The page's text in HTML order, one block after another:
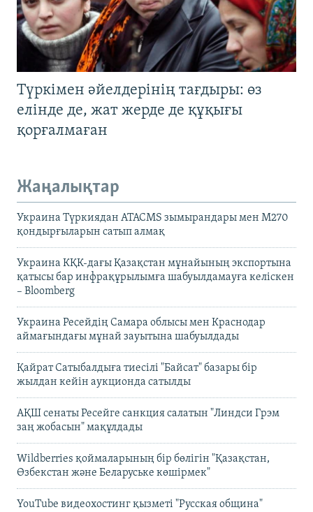
Түркімен әйелдерінің тағдыры: өз
елінде де, жат жерде де құқығы
қорғалмаған
Жаңалықтар
Украина Түркиядан ATACMS зымырандары мен M270
қондырғыларын сатып алмақ
Украина КҚК-дағы Қазақстан мұнайының экспортына
қатысы бар инфрақұрылымға шабуылдамауға келіскен
– Bloomberg
Украина Ресейдің Самара облысы мен Краснодар
аймағындағы мұнай зауытына шабуылдады
Қайрат Сатыбалдыға тиесілі "Байсат" базары бір
жылдан кейін аукционда сатылды
АҚШ сенаты Ресейге санкция салатын "Линдси Грэм
заң жобасын" мақұлдады
Wildberries қоймаларының бір бөлігін "Қазақстан,
Өзбекстан және Беларуське көшірмек"
YouTube видеохостинг қызметі "Русская община"